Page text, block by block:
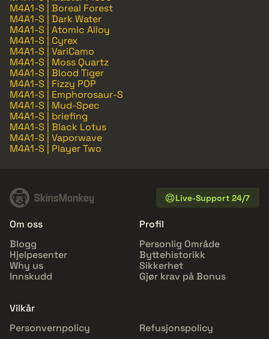
M4A1-S | Boreal Forest
M4A1-S | Dark Water
M4A1-S | Atomic Alloy
M4A1-S | Cyrex
M4A1-S | VariCamo
M4A1-S | Moss Quartz
M4A1-S | Blood Tiger
M4A1-S | Fizzy POP
M4A1-S | Emphorosaur-S
M4A1-S | Mud-Spec
M4A1-S | briefing
M4A1-S | Black Lotus
M4A1-S | Vaporwave
M4A1-S | Player Two
Live-Support 24/7
Om oss
Blogg
Hjelpesenter
Why us
Innskudd
Profil
Personlig Område
Byttehistorikk
Sikkerhet
Gjør krav på Bonus
Vilkår
Personvernpolicy
Refusjonspolicy